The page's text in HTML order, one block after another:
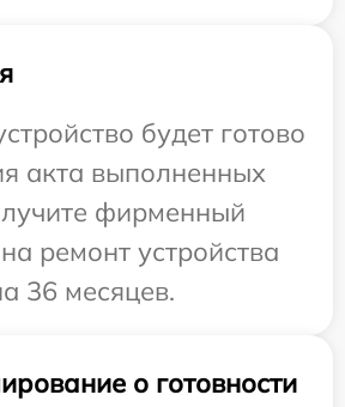
будет готово
акта выполненных
фирменный
ремонт устройства
36 месяцев.
о готовности